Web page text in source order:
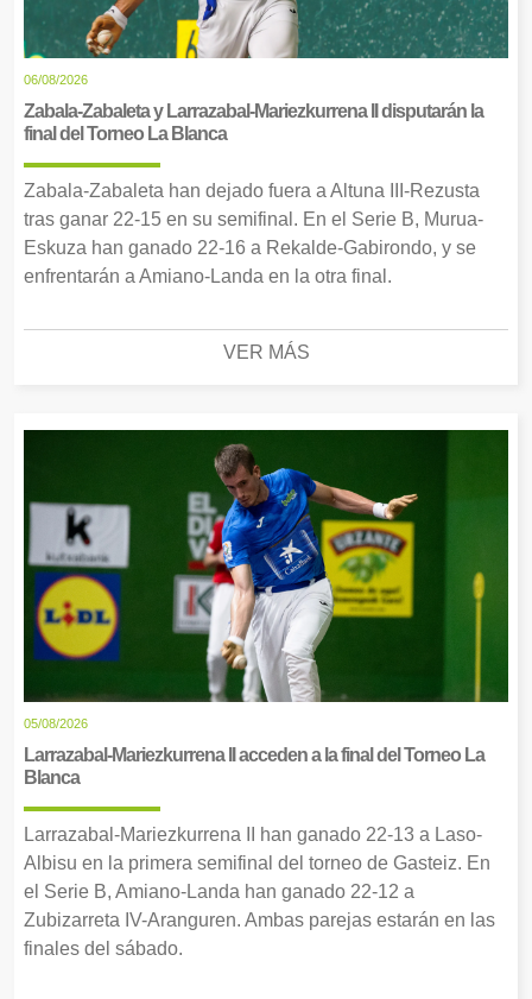
06/08/2026
Zabala-Zabaleta y Larrazabal-Mariezkurrena II disputarán la
final del Torneo La Blanca
Zabala-Zabaleta han dejado fuera a Altuna III-Rezusta
tras ganar 22-15 en su semifinal. En el Serie B, Murua-
Eskuza han ganado 22-16 a Rekalde-Gabirondo, y se
enfrentarán a Amiano-Landa en la otra final.
VER MÁS
05/08/2026
Larrazabal-Mariezkurrena II acceden a la final del Torneo La
Blanca
Larrazabal-Mariezkurrena II han ganado 22-13 a Laso-
Albisu en la primera semifinal del torneo de Gasteiz. En
el Serie B, Amiano-Landa han ganado 22-12 a
Zubizarreta IV-Aranguren. Ambas parejas estarán en las
finales del sábado.